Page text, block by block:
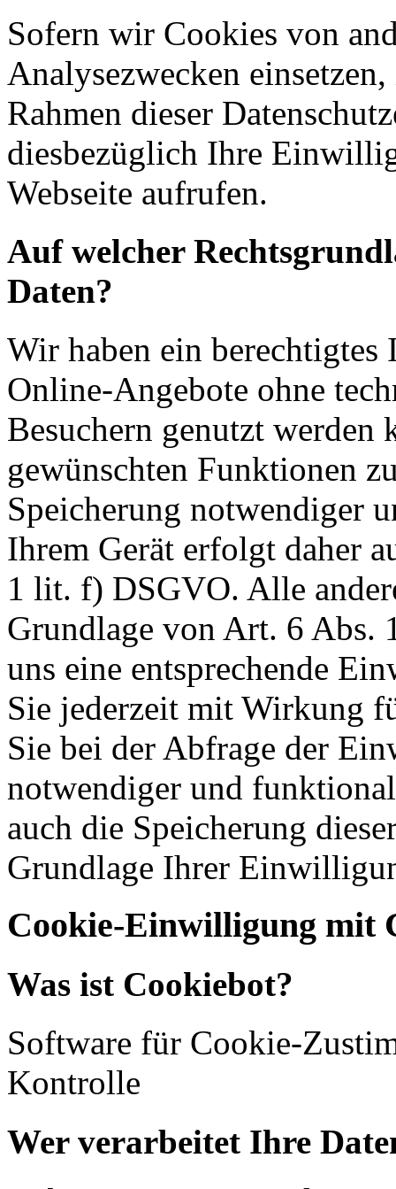
Sofern wir Cookies von
Analysezwecken
Rahmen dieser
diesbezüglich Ihre
Webseite aufrufen.
Auf welcher
Daten?
Wir haben ein berechtigtes
Online-Angebote ohne
Besuchern genutzt werden
gewünschten Funktionen
Speicherung notwendiger
Ihrem Gerät erfolgt daher
1 lit. f) DSGVO. Alle
Grundlage von Art. 6 Abs.
uns eine entsprechende
Sie jederzeit mit Wirkung
Sie bei der Abfrage der
notwendiger und
auch die Speicherung
Grundlage Ihrer
Cookie-Einwilligung mit
Was ist Cookiebot?
Software für Cookie-
Kontrolle
Wer verarbeitet Ihre